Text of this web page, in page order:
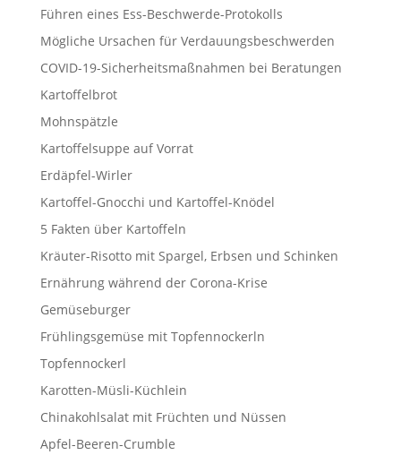
Führen eines Ess-Beschwerde-Protokolls
Mögliche Ursachen für Verdauungsbeschwerden
COVID-19-Sicherheitsmaßnahmen bei Beratungen
Kartoffelbrot
Mohnspätzle
Kartoffelsuppe auf Vorrat
Erdäpfel-Wirler
Kartoffel-Gnocchi und Kartoffel-Knödel
5 Fakten über Kartoffeln
Kräuter-Risotto mit Spargel, Erbsen und Schinken
Ernährung während der Corona-Krise
Gemüseburger
Frühlingsgemüse mit Topfennockerln
Topfennockerl
Karotten-Müsli-Küchlein
Chinakohlsalat mit Früchten und Nüssen
Apfel-Beeren-Crumble